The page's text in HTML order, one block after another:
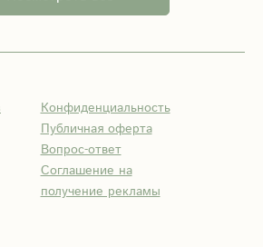
Конфиденциальность
Публичная оферта
Вопрос-ответ
Соглашение на
получение рекламы